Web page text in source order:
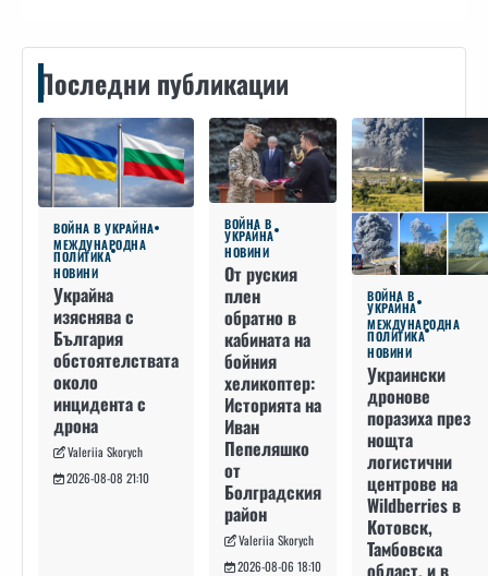
Последни публикации
ВОЙНА В УКРАЙНА
МЕЖДУНАРОДНА
ПОЛИТИКА
НОВИНИ
Украйна
изяснява с
България
обстоятелствата
около
инцидента с
дрона
Valeriia Skorych
2026-08-08 21:10
ВОЙНА В
УКРАЙНА
НОВИНИ
От руския
плен
обратно в
кабината на
бойния
хеликоптер:
Историята на
Иван
Пепеляшко
от
Болградския
район
Valeriia Skorych
2026-08-06 18:10
ВОЙНА В
УКРАЙНА
МЕЖДУНАРОДНА
ПОЛИТИКА
НОВИНИ
Украински
дронове
поразиха през
нощта
логистични
центрове на
Wildberries в
Котовск,
Тамбовска
област, и в